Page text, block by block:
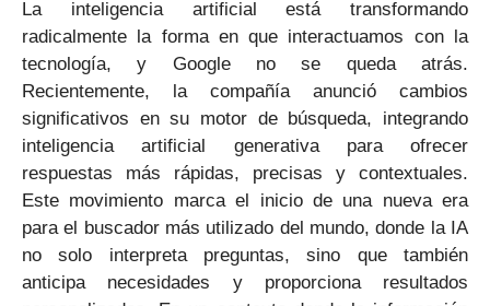
La inteligencia artificial está transformando
radicalmente la forma en que interactuamos con la
tecnología, y Google no se queda atrás.
Recientemente, la compañía anunció cambios
significativos en su motor de búsqueda, integrando
inteligencia artificial generativa para ofrecer
respuestas más rápidas, precisas y contextuales.
Este movimiento marca el inicio de una nueva era
para el buscador más utilizado del mundo, donde la IA
no solo interpreta preguntas, sino que también
anticipa necesidades y proporciona resultados